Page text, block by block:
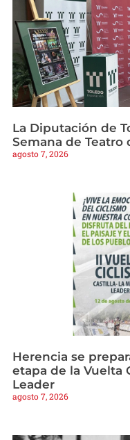
La Diputación de
Semana de Teatro
agosto 7, 2026
Herencia se
etapa de la Vuelta
Leader
agosto 7, 2026